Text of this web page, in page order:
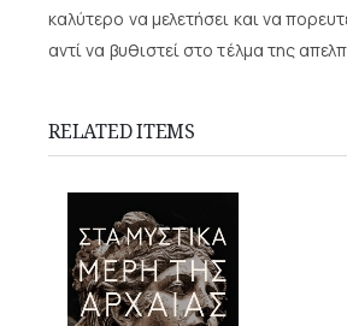
καλύτερο να μελετήσει και να
αντί να βυθιστεί στο τέλμα της
RELATED ITEMS